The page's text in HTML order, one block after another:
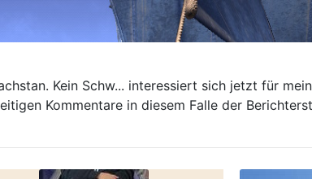
Kein Schw... interessiert sich jetzt für
Kommentare in diesem Falle der